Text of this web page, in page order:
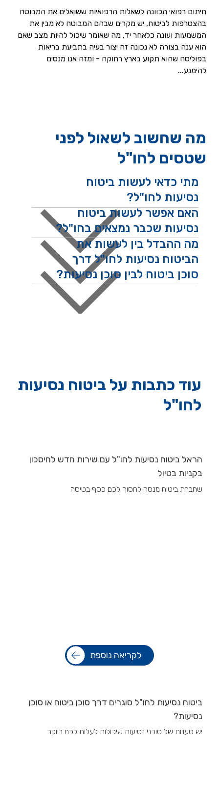
חיתום רפואי הכוונה לשאלות הרפואיות ששואלים את המבוטח
בהצטרפות לביטוח, יש מקרים שבהם המבוטח לא מבין את
המשמעות ועונה כלאחר יד, מה שאומר שיכול להיות מצב שאם
הוא ענה בצורה לא נכונה זה יצור בעיה בתביעת בריאות
בפוליסה שהוא תקוע בארץ רחוקה - ומזה אנו מנסים
להימנע...
מה שחשוב לשאול לפני
שטסים לחו"ל
מתי כדאי לעשות ביטוח
נסיעות לחו"ל?
האם אפשר לעשות ביטוח
נסיעות שכבר נמצאים בחו"ל?
מה ההבדל בין לעשות את
הביטוח נסיעות לחו"ל דרך
סוכן ביטוח לבין סוכן נסיעות?
עוד כתבות על ביטוח נסיעות
לחו"ל
הראל ביטוח נסיעות לחו"ל עם שירות חדש לחיסכון
בקניות בטיול
שחברת ביטוח מנסה לחסוך לכם כסף בטיסה
לקריאה נוספת
ביטוח נסיעות לחו"ל סוגרים דרך סוכן ביטוח או סוכן
נסיעות?
יש טעויות של סוכני נסיעות שיכולות לעלות לכם ביוקר